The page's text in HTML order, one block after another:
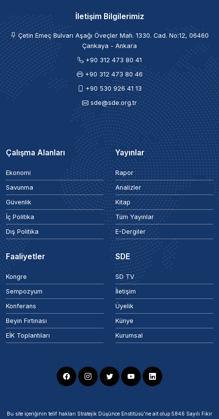
İletişim Bilgilerimiz
Çetin Emeç Bulvarı Aşağı Öveçler Mah. 1330. Cad. No:12, 06460
Çankaya - Ankara
+90 312 473 80 41
+90 312 473 80 46
+90 530 926 41 13
sde@sde.org.tr
Çalışma Alanları
Ekonomi
Savunma
Güvenlik
İç Politika
Dış Politika
Yayınlar
Rapor
Analizler
Kitap
Tüm Yayınlar
E-Dergiler
Faaliyetler
Kongre
Sempozyum
Konferans
Beyin Fırtınası
EİK Toplantıları
SDE
SD TV
İletişim
Üyelik
Künye
Kurumsal
Bu site içeriğinin telif hakları Stratejik Düşünce Enstitüsü’ne ait olup 5846 Sayılı Fikir